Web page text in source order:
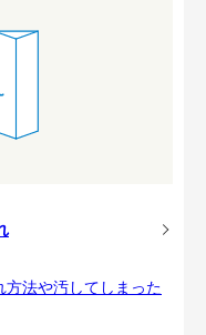
法や汚してしまった